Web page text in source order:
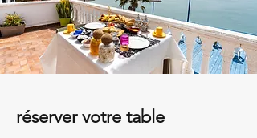
réserver votre table